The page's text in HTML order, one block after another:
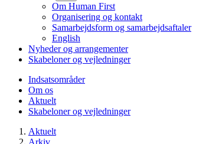
Om Human First
Organisering og kontakt
Samarbejdsform og samarbejdsaftaler
English
Nyheder og arrangementer
Skabeloner og vejledninger
Indsatsområder
Om os
Aktuelt
Skabeloner og vejledninger
Aktuelt
Arkiv